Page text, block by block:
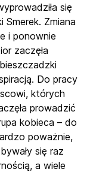
się
Zmiana
i ponownie
zaczęła
Do pracy
których
prowadzić
kobieca – do
poważnie,
się raz
a wiele